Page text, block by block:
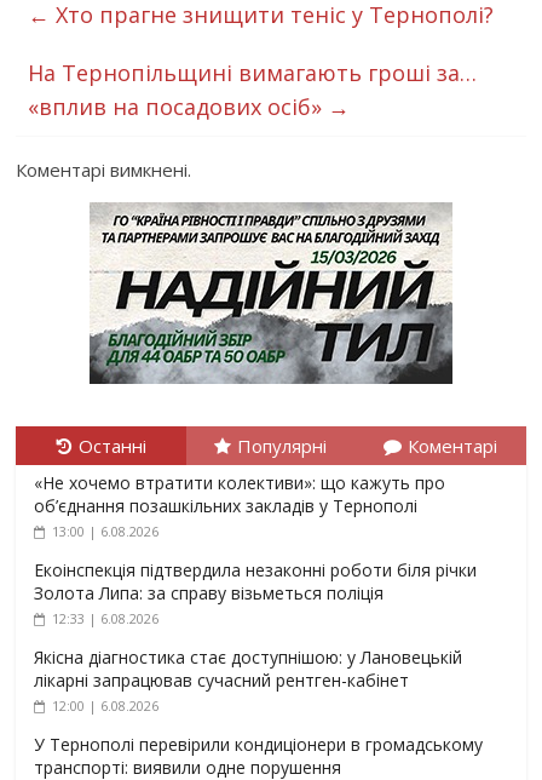
← Хто прагне знищити теніс у Тернополі?
На Тернопільщині вимагають гроші за…
«вплив на посадових осіб» →
Коментарі вимкнені.
Останні Популярні Коментарі
«Не хочемо втратити колективи»: що кажуть про
об’єднання позашкільних закладів у Тернополі
13:00 | 6.08.2026
Екоінспекція підтвердила незаконні роботи біля річки
Золота Липа: за справу візьметься поліція
12:33 | 6.08.2026
Якісна діагностика стає доступнішою: у Лановецькій
лікарні запрацював сучасний рентген-кабінет
12:00 | 6.08.2026
У Тернополі перевірили кондиціонери в громадському
транспорті: виявили одне порушення